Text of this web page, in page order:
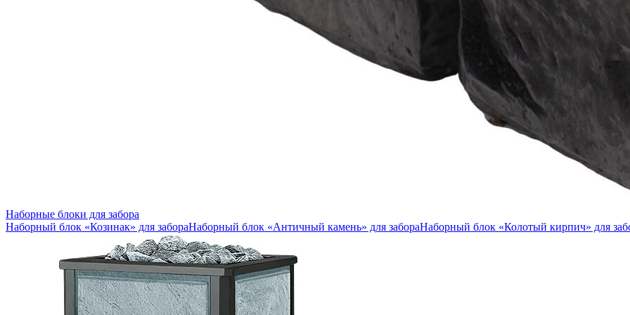
Наборные блоки для забора
Наборный блок «Козинак» для забораНаборный блок «Античный камень» для забораНаборный блок «Колотый кирпич» для